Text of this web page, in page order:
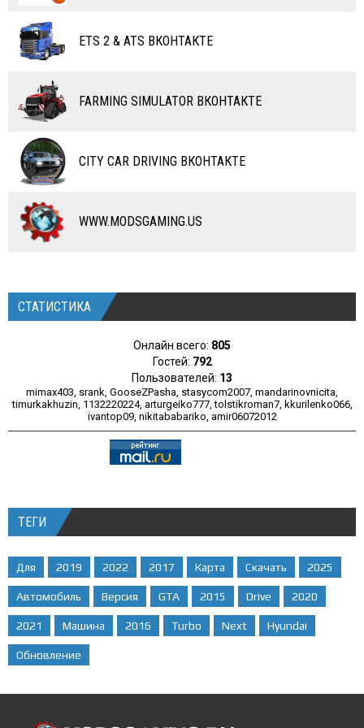
САМОЛЕТЫ
RC ТРАНСПОРТ
КАРТЫ
ЧИТЫ
ПРОГРАММЫ
РАЗНОЕ
ETS 2 & ATS ВКОНТАКТЕ
FARMING SIMULATOR ВКОНТАКТЕ
CITY CAR DRIVING ВКОНТАКТЕ
WWW.MODSGAMING.US
СТАТИСТИКА
Онлайн всего: 805
Гостей: 792
Пользователей: 13
mimax403, srank, GooseZPasha, stasycom2007, mandarinovnicita,
timurkakhuzin, 1132220224, arturgeiko777,tolstikroman7, kkurilenko066,
ivantop09, nikitababariko, amir06072012
ТЕГИ
Для 2019 2022 2017 Карта Скачать 2025
Автомобиль Версия GTA 2015 Drive 2020
2021 Машина 2016 Turbo Next Hyundai
Обновление